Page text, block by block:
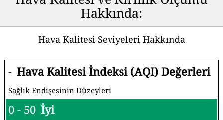
Hakkında:
Hava Kalitesi Seviyeleri Hakkında
- Hava Kalitesi İndeksi (AQI) Değerleri
Sağlık Endişesinin Düzeyleri
0 - 50 İyi